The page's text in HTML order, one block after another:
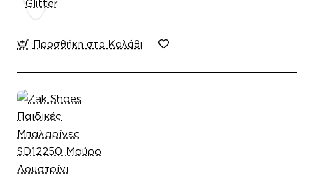
Προσθήκη στο Καλάθι